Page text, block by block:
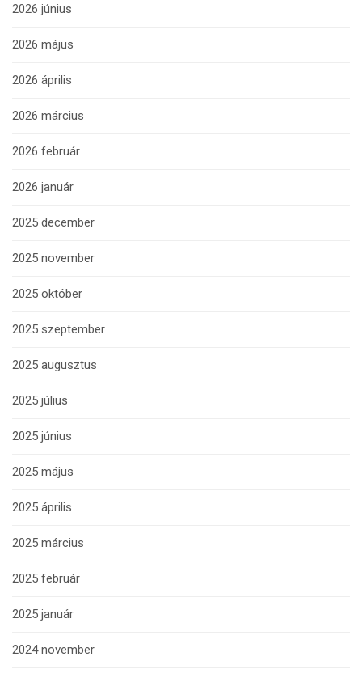
2026 június
2026 május
2026 április
2026 március
2026 február
2026 január
2025 december
2025 november
2025 október
2025 szeptember
2025 augusztus
2025 július
2025 június
2025 május
2025 április
2025 március
2025 február
2025 január
2024 november